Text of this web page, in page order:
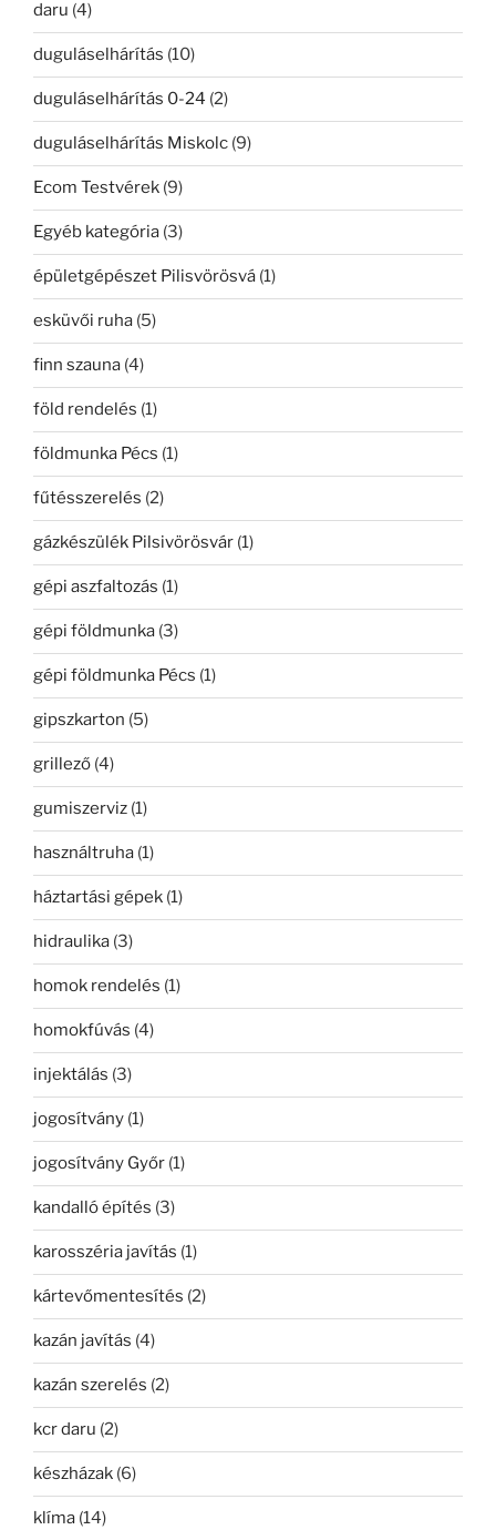
daru (4)
duguláselhárítás (10)
duguláselhárítás 0-24 (2)
duguláselhárítás Miskolc (9)
Ecom Testvérek (9)
Egyéb kategória (3)
épületgépészet Pilisvörösvá (1)
esküvői ruha (5)
finn szauna (4)
föld rendelés (1)
földmunka Pécs (1)
fűtésszerelés (2)
gázkészülék Pilsivörösvár (1)
gépi aszfaltozás (1)
gépi földmunka (3)
gépi földmunka Pécs (1)
gipszkarton (5)
grillező (4)
gumiszerviz (1)
használtruha (1)
háztartási gépek (1)
hidraulika (3)
homok rendelés (1)
homokfúvás (4)
injektálás (3)
jogosítvány (1)
jogosítvány Győr (1)
kandalló építés (3)
karosszéria javítás (1)
kártevőmentesítés (2)
kazán javítás (4)
kazán szerelés (2)
kcr daru (2)
készházak (6)
klíma (14)